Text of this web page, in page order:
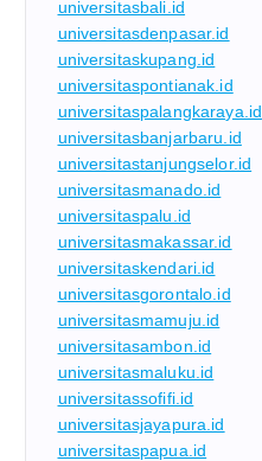
universitasbali.id
universitasdenpasar.id
universitaskupang.id
universitaspontianak.id
universitaspalangkaraya.id
universitasbanjarbaru.id
universitastanjungselor.id
universitasmanado.id
universitaspalu.id
universitasmakassar.id
universitaskendari.id
universitasgorontalo.id
universitasmamuju.id
universitasambon.id
universitasmaluku.id
universitassofifi.id
universitasjayapura.id
universitaspapua.id